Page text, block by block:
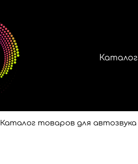
Каталог
Каталог товаров для автозвука